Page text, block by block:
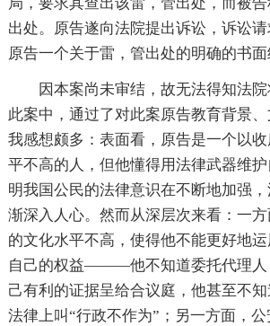
局，要求其查出该雷，管出处，而被
出处。原告遂向法院提出诉讼，诉讼
原告一个关于雷，管出处的明确的书面
因本案尚未审结，故无法得知法
此案中，通过了对此案原告教育背景、
我感想颇多：表面看，原告是一个以
平不高的人，但他懂得用法律武器维
明我国公民的法律意识在不断地加强
渐深入人心。然而从深层次来看：一
的文化水平不高，使得他不能更好地
自己的权益———他不知道委托代理人
己有利的证据呈给合议庭，他甚至不
法律上叫“行政不作为”；另一方面，